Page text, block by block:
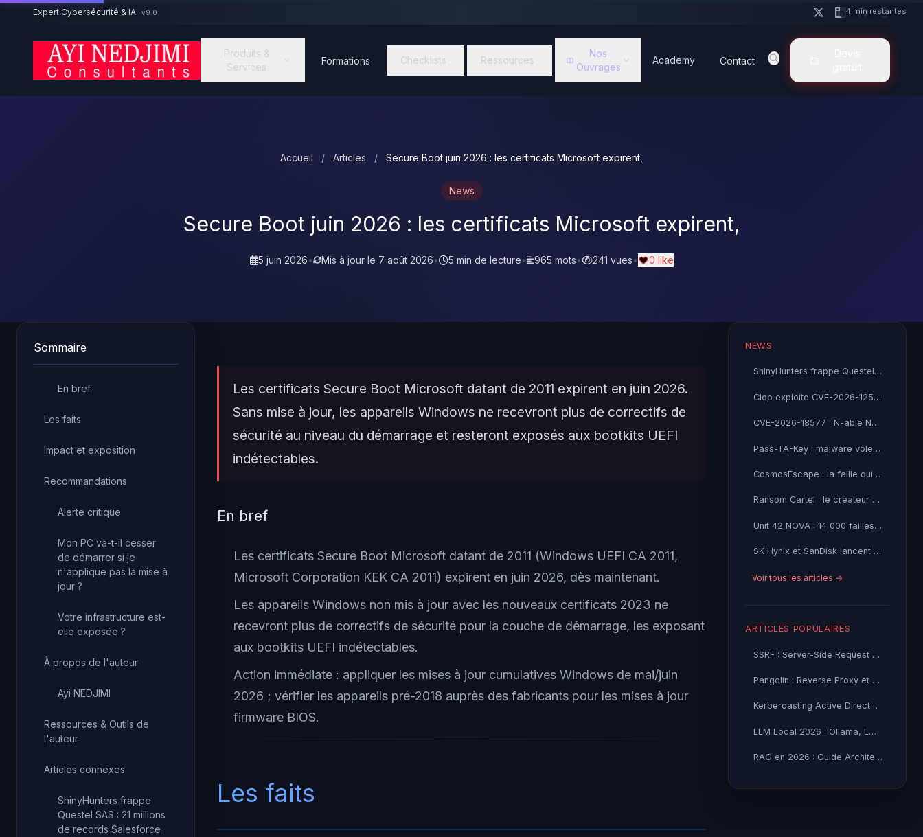
Aller au contenu principal
Expert Cybersécurité & IA v9.0
Produits &
Services
Formations Checklists Ressources
Nos
Ouvrages
Academy Contact
Accueil / Articles / Secure Boot juin 2026 : les certificats Microsoft expirent,
News
Secure Boot juin 2026 : les certificats Microsoft expirent,
5 juin 2026• Mis à jour le 7 août 2026• 5 min de lecture• 965 mots• 241 vues• 0 like
Sommaire
En bref
Les faits
Impact et exposition
Recommandations
Alerte critique
Mon PC va-t-il cesser
de démarrer si je
n'applique pas la mise à
jour ?
Votre infrastructure est-
elle exposée ?
À propos de l'auteur
Ayi NEDJIMI
Ressources & Outils de
l'auteur
Articles connexes
ShinyHunters frappe
Questel SAS : 21 millions
de records Salesforce
Les certificats Secure Boot Microsoft datant de 2011 expirent en juin 2026.
Sans mise à jour, les appareils Windows ne recevront plus de correctifs de
sécurité au niveau du démarrage et resteront exposés aux bootkits UEFI
indétectables.
En bref
Les certificats Secure Boot Microsoft datant de 2011 (Windows UEFI CA 2011,
Microsoft Corporation KEK CA 2011) expirent en juin 2026, dès maintenant.
Les appareils Windows non mis à jour avec les nouveaux certificats 2023 ne
recevront plus de correctifs de sécurité pour la couche de démarrage, les exposant
aux bootkits UEFI indétectables.
Action immédiate : appliquer les mises à jour cumulatives Windows de mai/juin
2026 ; vérifier les appareils pré-2018 auprès des fabricants pour les mises à jour
firmware BIOS.
Les faits
NEWS
ShinyHunters frappe Questel SAS : 21 millions de records Salesforce volés
Clop exploite CVE-2026-12569 dans PTC Windchill : l'industrie sous feu
CVE-2026-18577 : N-able N-central contourne son correctif — CISA KEV exploité activement
Pass-TA-Key : malware vole vos passkeys Google sans alerte
CosmosEscape : la faille qui menaçait tout Azure Cosmos DB
Ransom Cartel : le créateur condamné à 16 ans de prison
Unit 42 NOVA : 14 000 failles open source détectées par IA
SK Hynix et SanDisk lancent le standard High Bandwidth Flash
Voir tous les articles →
ARTICLES POPULAIRES
SSRF : Server-Side Request Forgery — Exploitation Avancée
Pangolin : Reverse Proxy et Tunnel Self-Hosted — Guide
Kerberoasting Active Directory : Attaque et Défense 2026
LLM Local 2026 : Ollama, LM Studio ou vLLM — Quel Outil selon
RAG en 2026 : Guide Architecture, Vectorisation & Chunking
4 min restantes